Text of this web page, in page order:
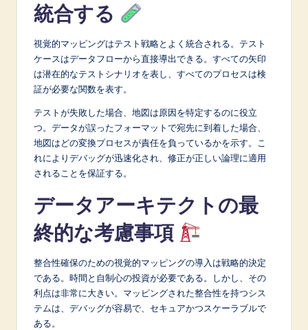
統合する
視覚的マッピングはテスト戦略とよく統合される。テスト
ケースはデータフローから直接導出できる。すべての矢印
は潜在的なテストシナリオを表し、すべてのプロセスは検
証が必要な関数を表す。
テストが失敗した場合、地図は原因を特定するのに役立
つ。データが誤ったフォーマットで宛先に到着した場合、
地図はどの変換プロセスが責任を負っているかを示す。こ
れによりデバッグが迅速化され、修正が正しい論理に適用
されることを保証する。
データアーキテクトの最
終的な考慮事項
整合性確保のための視覚的マッピングの導入は戦略的決定
である。時間と自制心の投資が必要である。しかし、その
利点は非常に大きい。マッピングされた整合性を持つシス
テムは、デバッグが容易で、セキュアかつスケーラブルで
ある。